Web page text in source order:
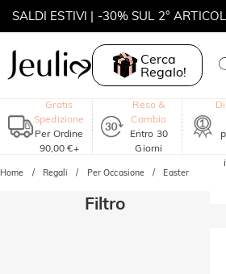
SALDI ESTIVI | -30% SUL 2°
MOVE MY WAY | ACQUISTA 3,
Cerca
Regalo!
Gratis
Spedizione
Per Ordine
90,00 €+
Reso &
Cambio
Entro 30
Giorni
Home Regali Per Occasione Easter
Filtro